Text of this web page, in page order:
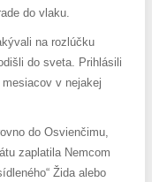
do vlaku.
na rozlúčku
do sveta. Prihlásili
mesiacov v nejakej
do Osvienčimu,
zaplatila Nemcom
Žida alebo